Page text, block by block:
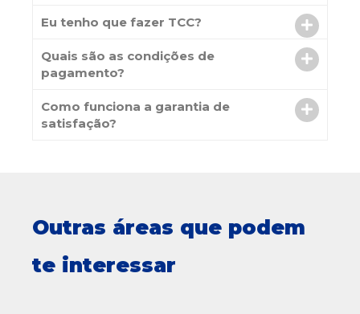
Eu tenho que fazer TCC?
Quais são as condições de
pagamento?
Como funciona a garantia de
satisfação?
Outras áreas que podem
te interessar